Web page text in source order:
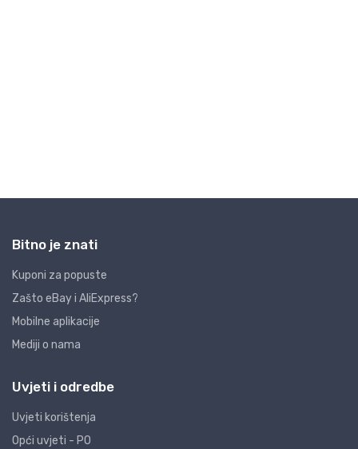
Bitno je znati
Kuponi za popuste
Zašto eBay i AliExpress?
Mobilne aplikacije
Mediji o nama
Uvjeti i odredbe
Uvjeti korištenja
Opći uvjeti - PO